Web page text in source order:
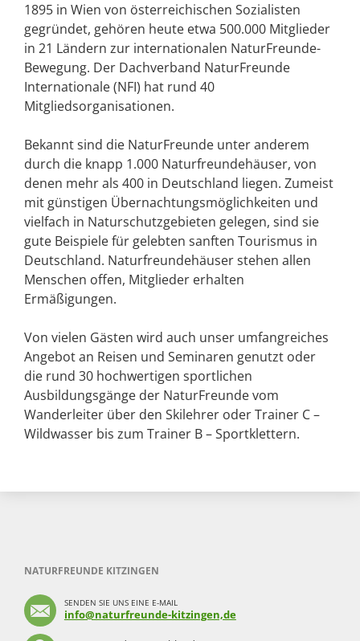
1895 in Wien von österreichischen Sozialisten
gegründet, gehören heute etwa 500.000 Mitglieder
in 21 Ländern zur internationalen NaturFreunde-
Bewegung. Der Dachverband NaturFreunde
Internationale (NFI) hat rund 40
Mitgliedsorganisationen.
Bekannt sind die NaturFreunde unter anderem
durch die knapp 1.000 Naturfreundehäuser, von
denen mehr als 400 in Deutschland liegen. Zumeist
mit günstigen Übernachtungsmöglichkeiten und
vielfach in Naturschutzgebieten gelegen, sind sie
gute Beispiele für gelebten sanften Tourismus in
Deutschland. Naturfreundehäuser stehen allen
Menschen offen, Mitglieder erhalten
Ermäßigungen.
Von vielen Gästen wird auch unser umfangreiches
Angebot an Reisen und Seminaren genutzt oder
die rund 30 hochwertigen sportlichen
Ausbildungsgänge der NaturFreunde vom
Wanderleiter über den Skilehrer oder Trainer C –
Wildwasser bis zum Trainer B – Sportklettern.
NATURFREUNDE KITZINGEN
SENDEN SIE UNS EINE E-MAIL
info@naturfreunde-kitzingen,de